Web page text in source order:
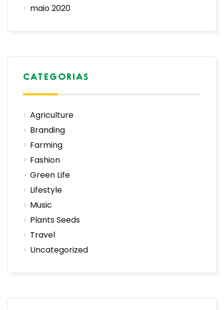
maio 2020
CATEGORIAS
Agriculture
Branding
Farming
Fashion
Green Life
Lifestyle
Music
Plants Seeds
Travel
Uncategorized